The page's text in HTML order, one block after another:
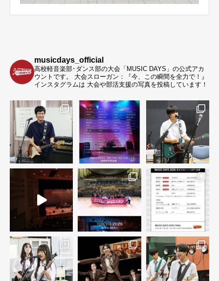
musicdays_official
高校軽音楽部･ダンス部の大会「MUSIC DAYS」の公式アカ
ウントです。
大会スローガン：『今、この瞬間を全力で！』
インスタグラムは 大会や部活支援の写真を投稿しています！